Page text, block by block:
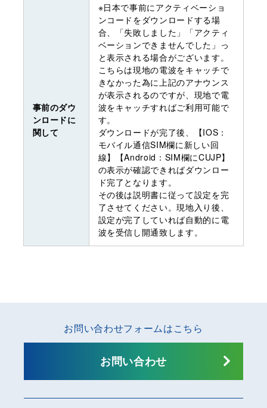
事前のダウ
ンロードに
関して
※日本で事前にアクティベーショ
ンコードをダウンロードする場
合、「失敗しました」「アクティ
ベーションできませんでした」っ
と表示される場合がございます。
こちらは現地の電波をキャッチで
きなかった為に上記のアナウンス
が表示されるのですが、現地で電
波をキャッチすればご利用可能で
す。
ダウンロードが完了後、【IOS：
モバイル通信SIM欄に新しい回
線】【Android：SIM欄にCUJP】
の表示が確認できればダウンロー
ド完了となります。
その後は説明書に従って設定を完
了させてください。現地入り後、
設定が完了していれば自動的に電
波を受信し開通致します。
お問い合わせフォームはこちら
お問い合わせ